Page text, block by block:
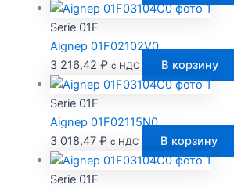
Serie 01F
Aignep 01F02102V0
3 216,42 ₽ с НДС В корзину
Serie 01F
Aignep 01F02115N0
3 018,47 ₽ с НДС В корзину
Serie 01F